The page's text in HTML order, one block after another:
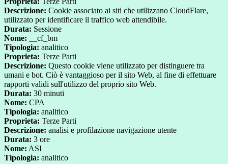
Descrizione: Cookie associato ai siti che utilizzano CloudFlare,
utilizzato per identificare il traffico web attendibile.
Durata: Sessione
Nome: __cf_bm
Tipologia: analitico
Proprieta: Terze Parti
Descrizione: Questo cookie viene utilizzato per distinguere tra
umani e bot. Ciò è vantaggioso per il sito Web, al fine di effettuare
rapporti validi sull'utilizzo del proprio sito Web.
Durata: 30 minuti
Nome: CPA
Tipologia: analitico
Proprieta: Terze Parti
Descrizione: analisi e profilazione navigazione utente
Durata: 3 ore
Nome: ASI
Tipologia: analitico